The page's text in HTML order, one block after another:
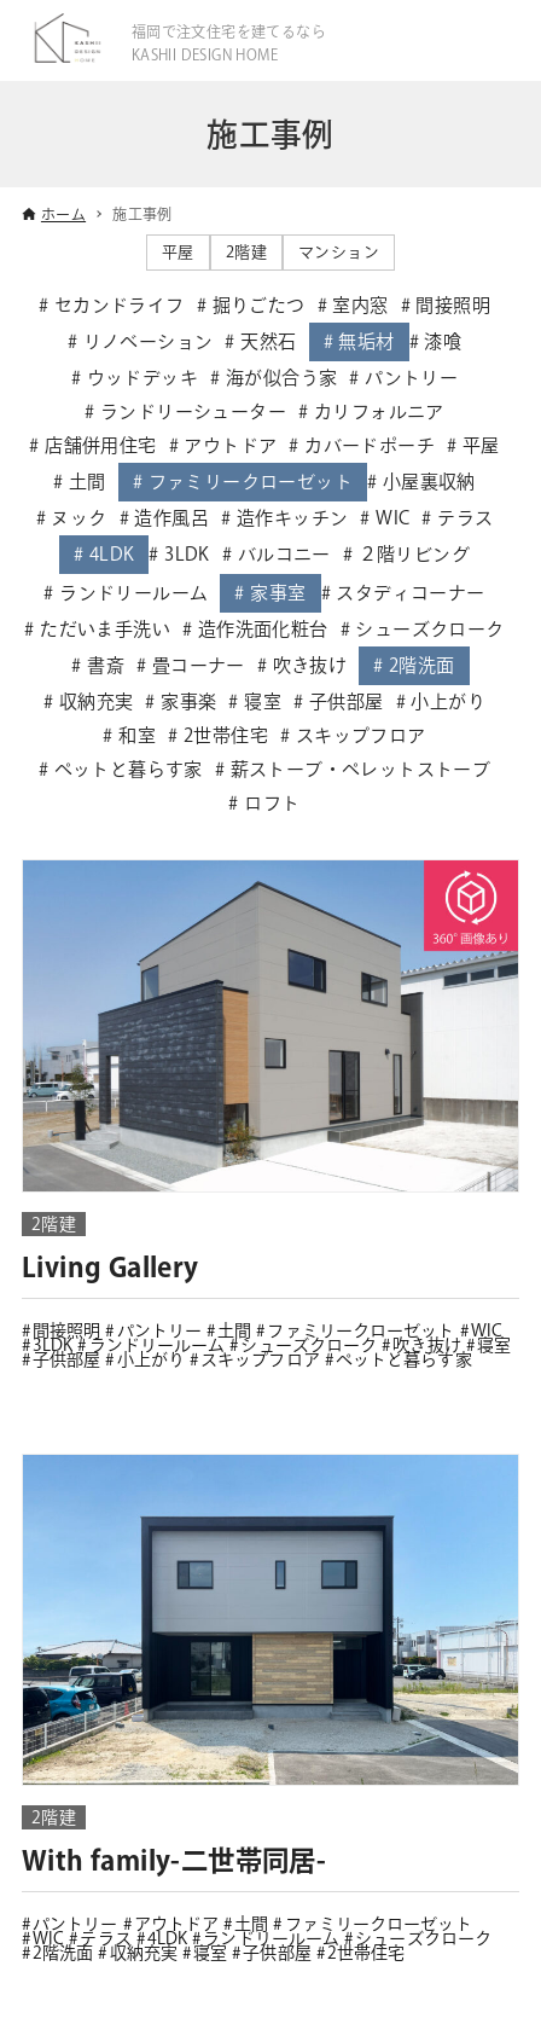
福岡で注文住宅を建てるなら
KASHII DESIGN HOME
施工事例
ホーム 施工事例
平屋 2階建 マンション
セカンドライフ 掘りごたつ 室内窓
間接照明
リノベーション
天然石 無垢材
漆喰
ウッドデッキ
海が似合う家
パントリー
ランドリーシューター
カリフォルニア
店舗併用住宅
アウトドア カバードポーチ
平屋
土間
ファミリークローゼット
小屋裏収納
ヌック
造作風呂 造作キッチン WIC
テラス
4LDK
3LDK バルコニー ２階リビング
ランドリールーム 家事室
スタディコーナー
ただいま手洗い
造作洗面化粧台
シューズクローク
書斎
畳コーナー 吹き抜け
2階洗面
収納充実
家事楽 寝室 子供部屋
小上がり
和室
2世帯住宅
スキップフロア
ペットと暮らす家
薪ストーブ・ペレットストーブ
ロフト
2階建
Living Gallery
間接照明 パントリー 土間 ファミリークローゼット
WIC
3LDK
ランドリールーム シューズクローク 吹き抜け
寝室
子供部屋
小上がり スキップフロア ペットと暮らす家
2階建
With family-二世帯同居-
パントリー アウトドア 土間
ファミリークローゼット
WIC
テラス 4LDK ランドリールーム
シューズクローク
2階洗面
収納充実 寝室 子供部屋 2世帯住宅